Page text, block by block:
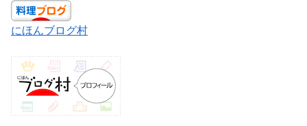
にほんブログ村